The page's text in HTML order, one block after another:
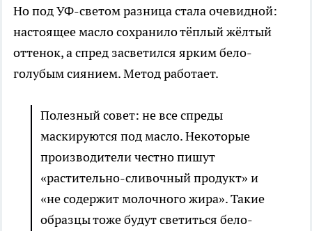
Но под УФ-светом разница стала очевидной:
настоящее масло сохранило тёплый жёлтый
оттенок, а спред засветился ярким бело-
голубым сиянием. Метод работает.
Полезный совет: не все спреды
маскируются под масло. Некоторые
производители честно пишут
«растительно-сливочный продукт» и
«не содержит молочного жира». Такие
образцы тоже будут светиться бело-